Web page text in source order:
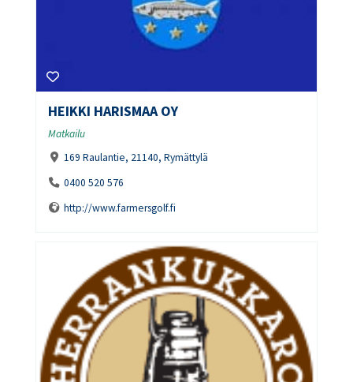
HEIKKI HARISMAA OY
Matkailu
169 Raulantie, 21140, Rymättylä
0400 520 576
http://www.farmersgolf.fi